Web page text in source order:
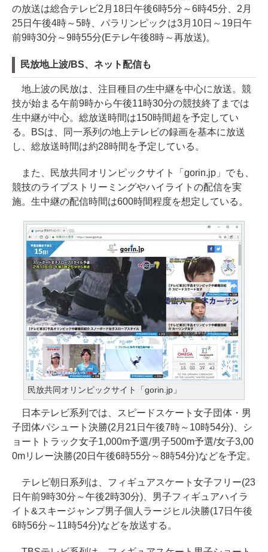
の放送は総合テレビ2月18日午後6時5分～6時45分、2月
25日午後4時～5時、パラリンピックは3月10日～19日午
前9時30分～9時55分(Eテレ午後8時～再放送)。
民放地上波/BS、ネット配信も
地上波の民放は、注目種目の生中継を中心に放送。競
技が始まる午前9時から午後11時30分の競技終了までは
生中継が中心。総放送時間は150時間超を予定してい
る。BSは、同一系列の地上テレビの録画を基本に放送
し、総放送時間は約28時間を予定している。
また、民放共同オリンピックサイト「gorin.jp」でも、
競技のライブストリーミングやハイライトの配信を実
施。生中継の配信時間は600時間程度を想定している。
民放共同オリンピックサイト「gorin.jp」
日本テレビ系列では、スピードスケート女子団体・男
子団体パシュート決勝(2月21日午後7時～10時54分)、シ
ョートトラック女子1,000m予選/男子500m予選/女子3,00
0mリレー決勝(20日午後6時55分～8時54分)などを予定。
テレビ朝日系列は、フィギュアスケート女子フリー(23
日午前9時30分～午後2時30分)、男子フィギュアハイラ
イト&スキージャンプ男子個人ラージヒル決勝(17日午後
6時56分～11時54分)などを放送する。